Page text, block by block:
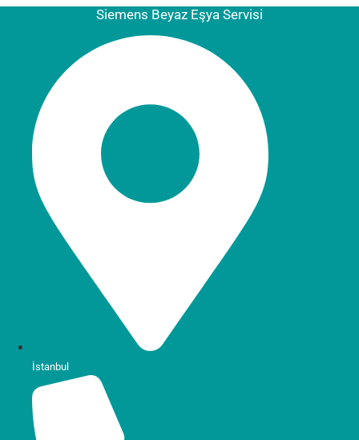
Siemens Beyaz Eşya Servisi
İstanbul